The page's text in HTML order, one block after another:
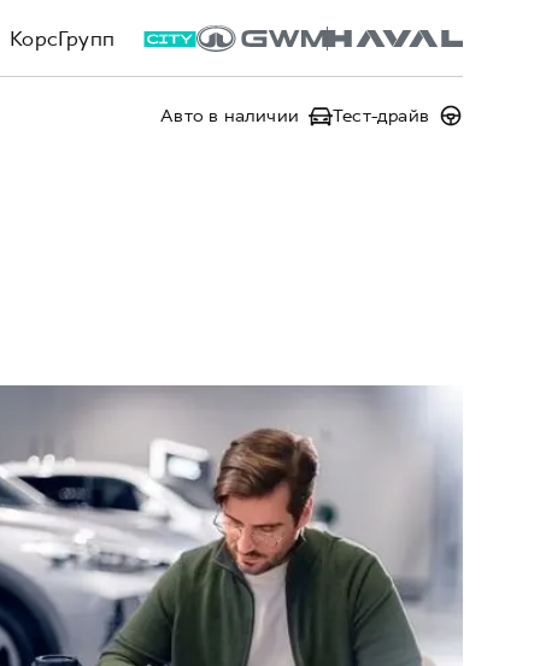
КорсГрупп
Авто в наличии Тест-драйв